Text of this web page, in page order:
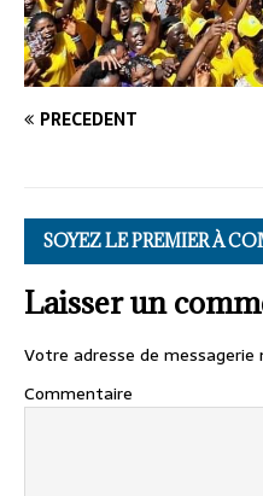
PRÉCÉDENT
SOYEZ LE PREMIER À
Laisser un
Votre adresse de messagerie
Commentaire